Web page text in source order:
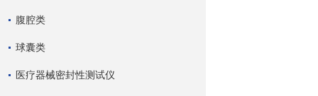
腹腔类
球囊类
医疗器械密封性测试仪